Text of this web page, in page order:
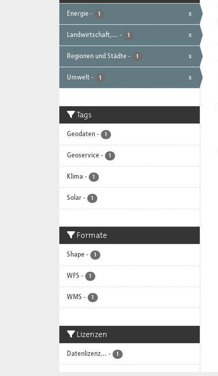
Energie - 1 x
Landwirtschaft,... - 1 x
Regionen und Städte - 1 x
Umwelt - 1 x
Tags
Geodaten - 1
Geoservice - 1
Klima - 1
Solar - 1
Formate
Shape - 1
WFS - 1
WMS - 1
Lizenzen
Datenlizenz... - 1